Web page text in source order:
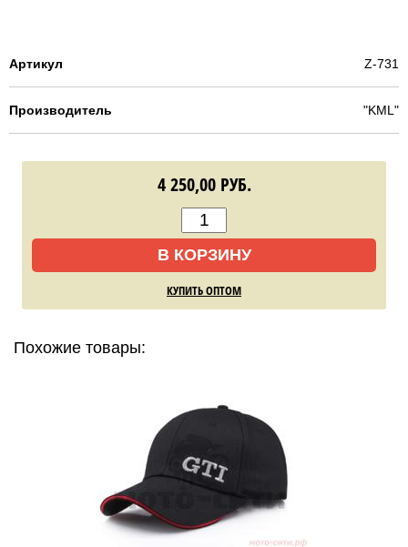
Артикул Z-731
Производитель "KML"
4 250,00 РУБ.
В КОРЗИНУ
КУПИТЬ ОПТОМ
Похожие товары: